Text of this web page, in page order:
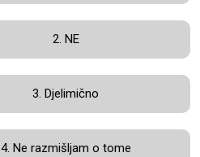
2. NE
3. Djelimično
4. Ne razmišljam o tome